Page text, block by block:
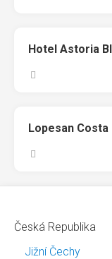
Hotel Astoria
Lopesan Costa
Česká Republika
Jižní Čechy